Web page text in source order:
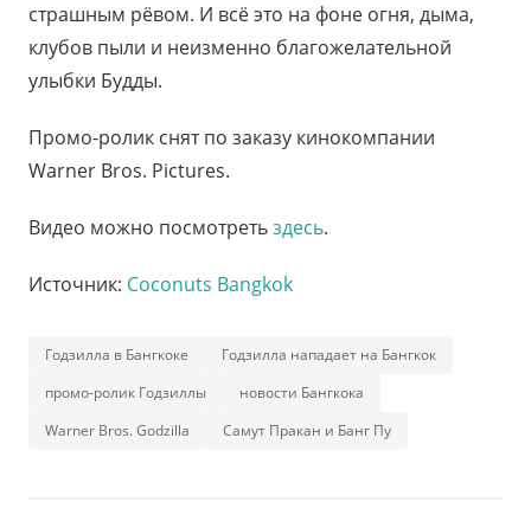
страшным рёвом. И всё это на фоне огня, дыма,
клубов пыли и неизменно благожелательной
улыбки Будды.
Промо-ролик снят по заказу кинокомпании
Warner Bros. Pictures.
Видео можно посмотретьздесь.
Источник: Coconuts Bangkok
Годзилла в Бангкоке
Годзилла нападает на Бангкок
промо-ролик Годзиллы
новости Бангкока
Warner Bros. Godzilla
Самут Пракан и Банг Пу